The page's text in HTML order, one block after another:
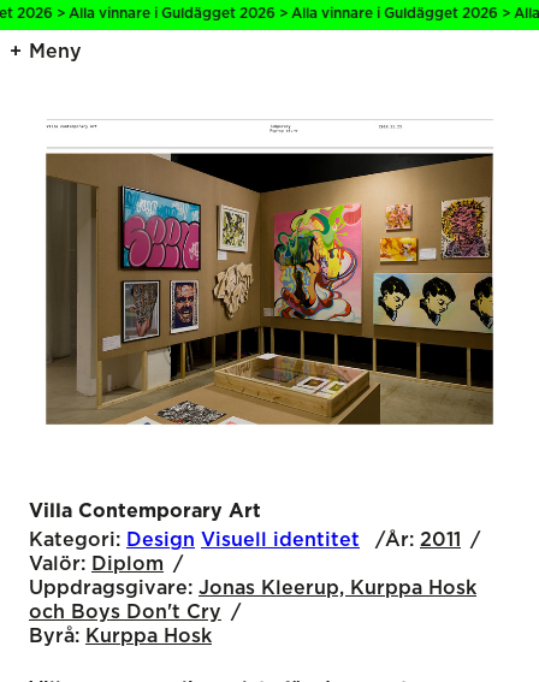
vinnare i Guldägget 2026 > Alla vinnare i Guldägget 2026 > Alla
Meny
Villa Contemporary Art
Kategori: Design Visuell identitet År: 2011
Valör: Diplom
Uppdragsgivare: Jonas Kleerup, Kurppa Hosk
och Boys Don't Cry
Byrå: Kurppa Hosk